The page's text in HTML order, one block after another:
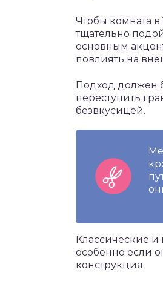
Чтобы комната
тщательно
основным
повлиять на
Подход должен
переступить
безвкусицей.
Классические
особенно если
конструкция.